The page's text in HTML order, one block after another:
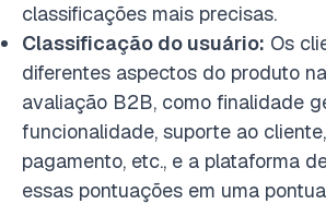
classificações mais precisas.
Classificação do usuário: Os
diferentes aspectos do produto
avaliação B2B, como finalidade
funcionalidade, suporte ao
pagamento, etc., e a plataforma
essas pontuações em uma